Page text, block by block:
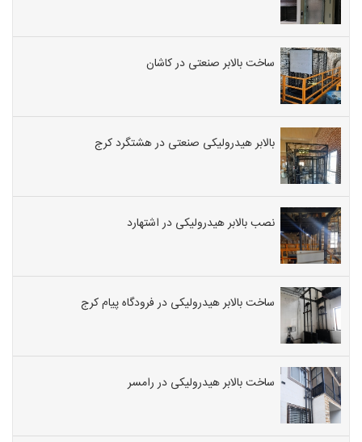
ساخت بالابر صنعتی در کاشان
بالابر هیدرولیکی صنعتی در هشتگرد کرج
نصب بالابر هیدرولیکی در اشتهارد
ساخت بالابر هیدرولیکی در فرودگاه پیام کرج
ساخت بالابر هیدرولیکی در رامسر